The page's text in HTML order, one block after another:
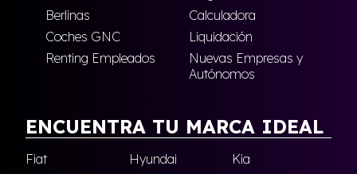
Berlinas
Calculadora
Coches GNC
Liquidación
Renting Empleados
Nuevas Empresas y
Autónomos
ENCUENTRA TU MARCA IDEAL
Fiat Hyundai
Kia